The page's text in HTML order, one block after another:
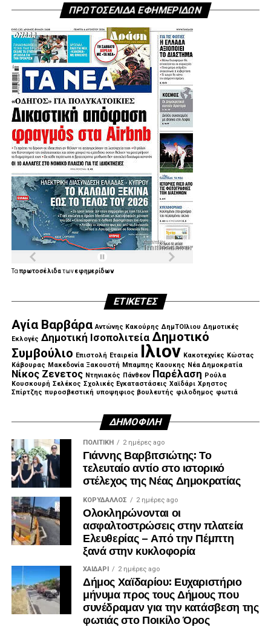
ΠΡΩΤΟΣΕΛΙΔΑ ΕΦΗΜΕΡΙΔΩΝ
Ταπρωτοσέλιδατωνεφημερίδων
ΕΤΙΚΈΤΕΣ
Αγία Βαρβάρα Αντώνης Κακούρης ΔημΤΟΙλιου Δημοτικές
Εκλογές Δημοτική Ισοπολιτεία Δημοτικό
Συμβούλιο Επιστολή Εταιρεία Ιλιον Κακοτεχνίες Κώστας
Κάβουρας Μακεδονία Ξακουστή Μπαμπης Καουκης Νέα Δημοκρατία
Νίκος Ζενετος Ντηνιακός Πάνθεον Παρέλαση Ρούλα
Κουσκουρή Σελέκος Σχολικές Εγκαταστάσεις Χαϊδάρι Χρηστος
Σπίρτζης πυροσβεστική υποψηφιος βουλευτής φιλοδημος φωτιά
ΔΗΜΟΦΙΛΉ
ΠΟΛΙΤΙΚΉ 2 ημέρες ago
Γιάννης Βαρβιτσιώτης: Το
τελευταίο αντίο στο ιστορικό
στέλεχος της Νέας Δημοκρατίας
ΚΟΡΥΔΑΛΛΟΣ 2 ημέρες ago
Ολοκληρώνονται οι
ασφαλτοστρώσεις στην πλατεία
Ελευθερίας – Από την Πέμπτη
ξανά στην κυκλοφορία
ΧΑΪΔΑΡΙ 2 ημέρες ago
Δήμος Χαϊδαρίου: Ευχαριστήριο
μήνυμα προς τους Δήμους που
συνέδραμαν για την κατάσβεση της
φωτιάς στο Ποικίλο Όρος